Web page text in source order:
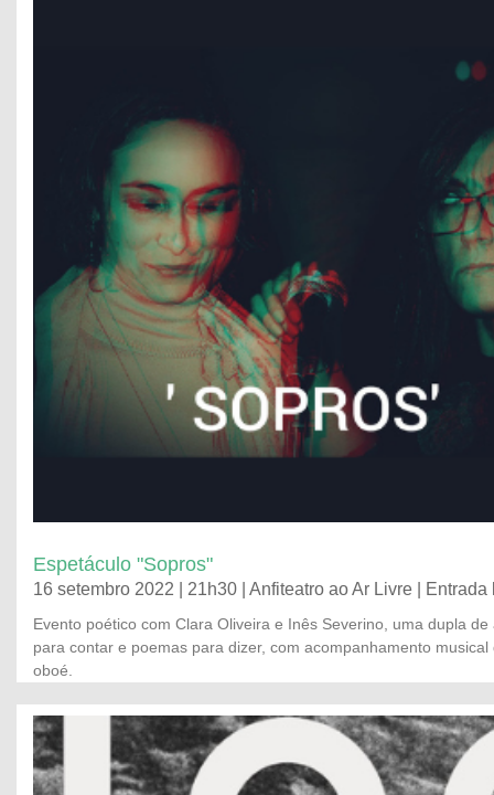
Espetáculo "Sopros"
16 setembro 2022 | 21h30 | Anfiteatro ao Ar Livre | Entrada
Evento poético com Clara Oliveira e Inês Severino, uma dupla
para contar e poemas para dizer, com acompanhamento
oboé.